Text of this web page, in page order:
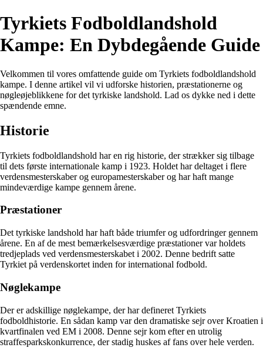
Tyrkiets Fodboldlandshold
Kampe: En Dybdegående Guide
Velkommen til vores omfattende guide om Tyrkiets fodboldlandshold
kampe. I denne artikel vil vi udforske historien, præstationerne og
nøgleøjeblikkene for det tyrkiske landshold. Lad os dykke ned i dette
spændende emne.
Historie
Tyrkiets fodboldlandshold har en rig historie, der strækker sig tilbage
til dets første internationale kamp i 1923. Holdet har deltaget i flere
verdensmesterskaber og europamesterskaber og har haft mange
mindeværdige kampe gennem årene.
Præstationer
Det tyrkiske landshold har haft både triumfer og udfordringer gennem
årene. En af de mest bemærkelsesværdige præstationer var holdets
tredjeplads ved verdensmesterskabet i 2002. Denne bedrift satte
Tyrkiet på verdenskortet inden for international fodbold.
Nøglekampe
Der er adskillige nøglekampe, der har defineret Tyrkiets
fodboldhistorie. En sådan kamp var den dramatiske sejr over Kroatien i
kvartfinalen ved EM i 2008. Denne sejr kom efter en utrolig
straffesparkskonkurrence, der stadig huskes af fans over hele verden.